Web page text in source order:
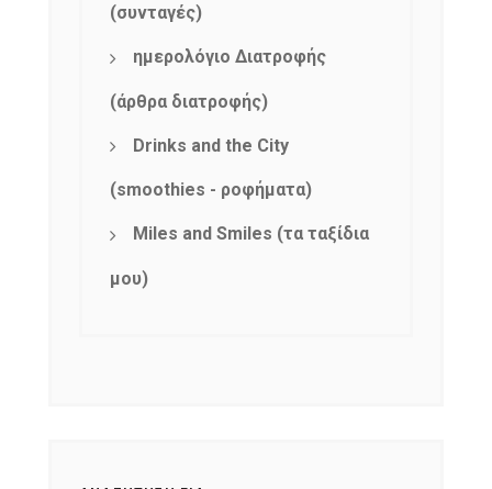
(συνταγές)
ημερολόγιο Διατροφής
(άρθρα διατροφής)
Drinks and the City
(smoothies - ροφήματα)
Miles and Smiles (τα ταξίδια
μου)